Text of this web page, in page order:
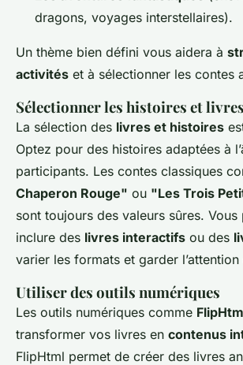
dragons, voyages interstellaires).
Un thème bien défini vous aidera à
activités et à sélectionner les contes
Sélectionner les histoires et livres
La sélection des livres et histoires
Optez pour des histoires adaptées à
participants. Les contes classiques
Chaperon Rouge" ou "Les Trois
sont toujours des valeurs sûres. Vous
inclure des livres interactifs ou des
varier les formats et garder
Utiliser des outils numériques
Les outils numériques comme
transformer vos livres en contenus
FlipHtml permet de créer des livres